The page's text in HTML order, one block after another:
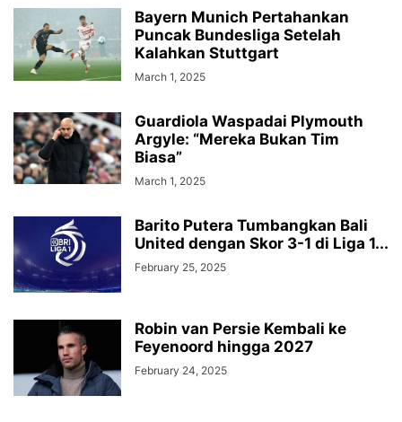
Bayern Munich Pertahankan
Puncak Bundesliga Setelah
Kalahkan Stuttgart
March 1, 2025
Guardiola Waspadai Plymouth
Argyle: “Mereka Bukan Tim
Biasa”
March 1, 2025
Barito Putera Tumbangkan Bali
United dengan Skor 3-1 di Liga 1...
February 25, 2025
Robin van Persie Kembali ke
Feyenoord hingga 2027
February 24, 2025